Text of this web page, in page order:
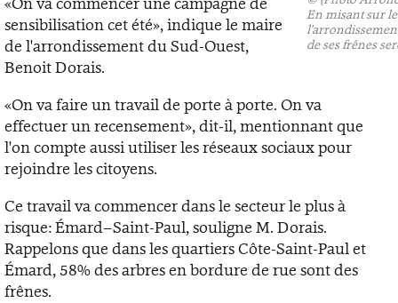
En misant sur
de ses frênes
sensibilisation cet été», indique le maire
de l'arrondissement du Sud-Ouest,
Benoit Dorais.
«On va faire un travail de porte à porte. On va
effectuer un recensement», dit-il, mentionnant que
l'on compte aussi utiliser les réseaux sociaux pour
rejoindre les citoyens.
Ce travail va commencer dans le secteur le plus à
risque: Émard–Saint-Paul, souligne M. Dorais.
Rappelons que dans les quartiers Côte-Saint-Paul et
Émard, 58% des arbres en bordure de rue sont des
frênes.